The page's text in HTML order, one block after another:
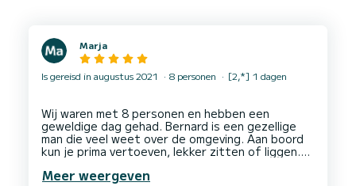
Marja
Is gereisd in augustus 2021 8 personen [2,*] 1 dagen
Wij waren met 8 personen en hebben een
geweldige dag gehad. Bernard is een gezellige
man die veel weet over de omgeving. Aan boord
kun je prima vertoeven, lekker zitten of liggen.
Meer weergeven